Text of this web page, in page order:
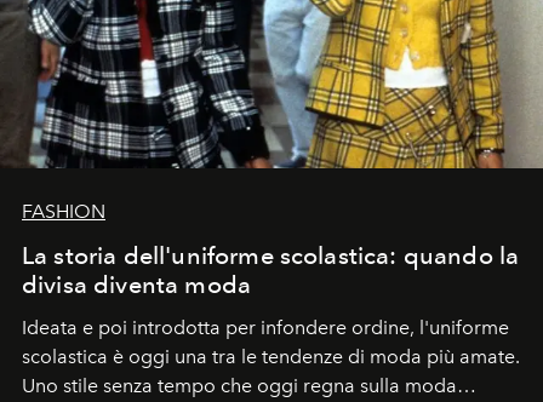
FASHION
La storia dell'uniforme scolastica: quando la
divisa diventa moda
Ideata e poi introdotta per infondere ordine, l'uniforme
scolastica è oggi una tra le tendenze di moda più amate.
Uno stile senza tempo che oggi regna sulla moda